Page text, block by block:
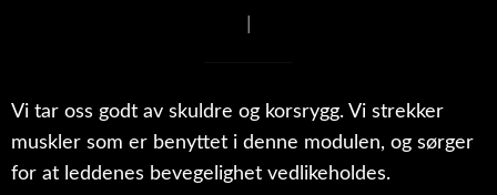
Vi tar oss godt av skuldre og korsrygg. Vi strekker
muskler som er benyttet i denne modulen, og sørger
for at leddenes bevegelighet vedlikeholdes.